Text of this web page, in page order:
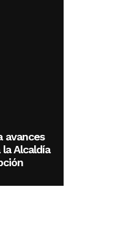
avances
Alcaldía